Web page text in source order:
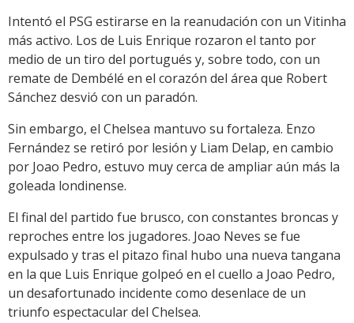
Intentó el PSG estirarse en la reanudación con un Vitinha
más activo. Los de Luis Enrique rozaron el tanto por
medio de un tiro del portugués y, sobre todo, con un
remate de Dembélé en el corazón del área que Robert
Sánchez desvió con un paradón.
Sin embargo, el Chelsea mantuvo su fortaleza. Enzo
Fernández se retiró por lesión y Liam Delap, en cambio
por Joao Pedro, estuvo muy cerca de ampliar aún más la
goleada londinense.
El final del partido fue brusco, con constantes broncas y
reproches entre los jugadores. Joao Neves se fue
expulsado y tras el pitazo final hubo una nueva tangana
en la que Luis Enrique golpeó en el cuello a Joao Pedro,
un desafortunado incidente como desenlace de un
triunfo espectacular del Chelsea.